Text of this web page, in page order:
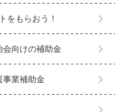
をもらおう！
会向けの補助金
事業補助金